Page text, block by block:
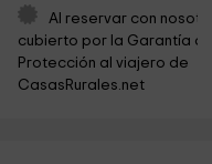
12,2 km
Al reservar con
cubierto por la Garantía
Protección al viajero de
CasasRurales.net